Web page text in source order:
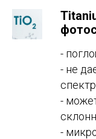
-
- не
-
-